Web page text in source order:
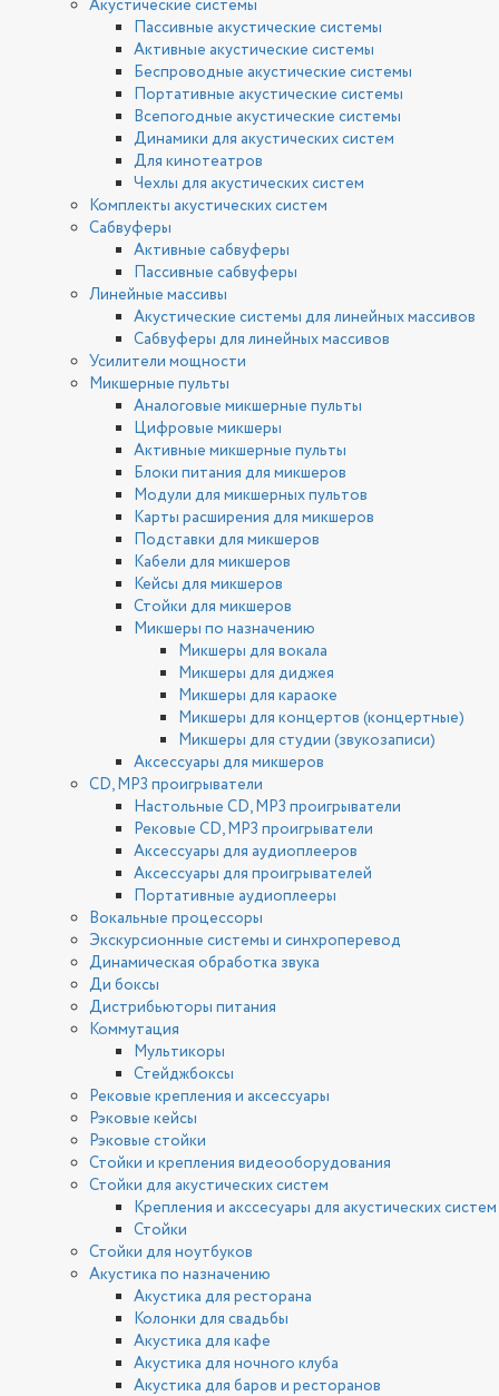
Акустические системы
Пассивные акустические системы
Активные акустические системы
Беспроводные акустические системы
Портативные акустические системы
Всепогодные акустические системы
Динамики для акустических систем
Для кинотеатров
Чехлы для акустических систем
Комплекты акустических систем
Сабвуферы
Активные сабвуферы
Пассивные сабвуферы
Линейные массивы
Акустические системы для линейных массивов
Сабвуферы для линейных массивов
Усилители мощности
Микшерные пульты
Аналоговые микшерные пульты
Цифровые микшеры
Активные микшерные пульты
Блоки питания для микшеров
Модули для микшерных пультов
Карты расширения для микшеров
Подставки для микшеров
Кабели для микшеров
Кейсы для микшеров
Стойки для микшеров
Микшеры по назначению
Микшеры для вокала
Микшеры для диджея
Микшеры для караоке
Микшеры для концертов (концертные)
Микшеры для студии (звукозаписи)
Аксессуары для микшеров
CD, MP3 проигрыватели
Настольные CD, MP3 проигрыватели
Рековые CD, MP3 проигрыватели
Аксессуары для аудиоплееров
Аксессуары для проигрывателей
Портативные аудиоплееры
Вокальные процессоры
Экскурсионные системы и синхроперевод
Динамическая обработка звука
Ди боксы
Дистрибьюторы питания
Коммутация
Мультикоры
Стейджбоксы
Рековые крепления и аксессуары
Рэковые кейсы
Рэковые стойки
Стойки и крепления видеооборудования
Стойки для акустических систем
Крепления и акссесуары для акустических систем
Стойки
Стойки для ноутбуков
Акустика по назначению
Акустика для ресторана
Колонки для свадьбы
Акустика для кафе
Акустика для ночного клуба
Акустика для баров и ресторанов